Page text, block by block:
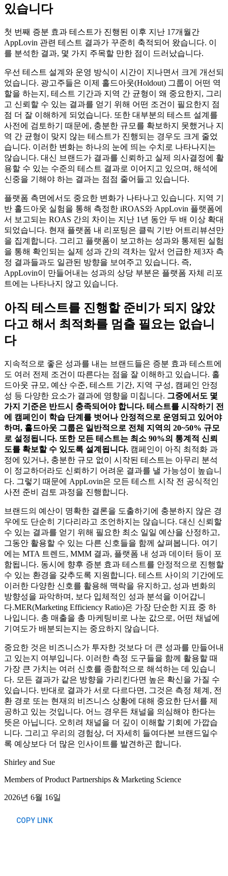
있습니다
첫 번째 증분 효과 테스트가 진행된 이후 지난 17개월간
AppLovin 관련 테스트 결과가 꾸준히 축적되어 왔습니다. 이
를 분석한 결과, 몇 가지 주목할 만한 점이 드러났습니다.
우선 테스트 설계와 운영 방식이 시간이 지나면서 크게 개선되
었습니다. 광고주들은 이제 홀드아웃(Holdout) 그룹이 어떤 역
할을 하는지, 테스트 기간과 지역 간 균형이 왜 중요한지, 그리
고 신뢰할 수 있는 결과를 얻기 위해 어떤 조건이 필요한지 점
점 더 잘 이해하게 되었습니다. 또한 대부분의 테스트 설계를
사전에 검토하기 때문에, 충분한 규모를 확보하지 못했거나 지
역 간 균형이 맞지 않는 테스트가 진행되는 경우도 크게 줄었
습니다. 이러한 변화는 하나의 눈에 띄는 수치로 나타나지는
않습니다. 대신 브랜드가 결과를 신뢰하고 실제 의사결정에 활
용할 수 있는 수준의 테스트 결과로 이어지고 있으며, 해석에
신중을 기해야 하는 결과는 점점 줄어들고 있습니다.
플랫폼 측면에서도 중요한 변화가 나타나고 있습니다. 지역 기
반 홀드아웃 실험을 통해 측정한 iROAS와 AppLovin 플랫폼에
서 보고되는 ROAS 간의 차이는 지난 1년 동안 두 배 이상 확대
되었습니다. 현재 플랫폼 내 리포팅은 클릭 기반 어트리뷰션만
을 집계합니다. 그리고 플랫폼이 보고하는 성과와 통제된 실험
을 통해 확인되는 실제 성과 간의 격차는 앞서 언급한 제3자 측
정 결과들과도 일관된 방향을 보여주고 있습니다. 즉,
AppLovin이 만들어내는 성과의 상당 부분은 플랫폼 자체 리포
트에는 나타나지 않고 있습니다.
아직 테스트를 진행할 준비가 되지 않았
다고 해서 최적화를 멈출 필요는 없습니
다
지속적으로 좋은 성과를 내는 브랜드들은 증분 효과 테스트에
도 여러 전제 조건이 따른다는 점을 잘 이해하고 있습니다. 홀
드아웃 규모, 예산 수준, 테스트 기간, 지역 구성, 캠페인 안정
성 등 다양한 요소가 결과에 영향을 미칩니다. 그중에서도 몇
가지 기준은 반드시 충족되어야 합니다. 테스트를 시작하기 전
에 캠페인이 학습 단계를 벗어나 안정적으로 운영되고 있어야
하며, 홀드아웃 그룹은 일반적으로 전체 지역의 20~50% 규모
로 설정됩니다. 또한 모든 테스트는 최소 90%의 통계적 신뢰
도를 확보할 수 있도록 설계됩니다. 캠페인이 아직 최적화 과
정에 있거나, 충분한 규모 없이 시작된 테스트는 아무리 분석
이 정교하더라도 신뢰하기 어려운 결과를 낼 가능성이 높습니
다. 그렇기 때문에 AppLovin은 모든 테스트 시작 전 공식적인
사전 준비 검토 과정을 진행합니다.
브랜드의 예산이 명확한 결론을 도출하기에 충분하지 않은 경
우에도 단순히 기다리라고 조언하지는 않습니다. 대신 신뢰할
수 있는 결과를 얻기 위해 필요한 최소 일일 예산을 산정하고,
그동안 활용할 수 있는 다른 신호들을 함께 살펴봅니다. 여기
에는 MTA 트렌드, MMM 결과, 플랫폼 내 성과 데이터 등이 포
함됩니다. 동시에 향후 증분 효과 테스트를 안정적으로 진행할
수 있는 환경을 갖추도록 지원합니다. 테스트 사이의 기간에도
이러한 다양한 신호를 활용해 맥락을 유지하고, 성과 변화의
방향성을 파악하며, 보다 입체적인 성과 분석을 이어갑니
다.MER(Marketing Efficiency Ratio)은 가장 단순한 지표 중 하
나입니다. 총 매출을 총 마케팅비로 나눈 값으로, 어떤 채널에
기여도가 배분되는지는 중요하지 않습니다.
중요한 것은 비즈니스가 투자한 것보다 더 큰 성과를 만들어내
고 있는지 여부입니다. 이러한 측정 도구들을 함께 활용할 때
가장 큰 가치는 여러 신호를 종합적으로 해석하는 데 있습니
다. 모든 결과가 같은 방향을 가리킨다면 높은 확신을 가질 수
있습니다. 반대로 결과가 서로 다르다면, 그것은 측정 체계, 전
환 경로 또는 현재의 비즈니스 상황에 대해 중요한 단서를 제
공하고 있는 것입니다. 어느 경우든 채널을 의심해야 한다는
뜻은 아닙니다. 오히려 채널을 더 깊이 이해할 기회에 가깝습
니다. 그리고 우리의 경험상, 더 자세히 들여다본 브랜드일수
록 예상보다 더 많은 인사이트를 발견하곤 합니다.
Shirley and Sue
Members of Product Partnerships & Marketing Science
2026년 6월 16일
COPY LINK